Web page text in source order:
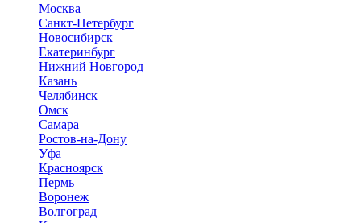
Москва
Санкт-Петербург
Новосибирск
Екатеринбург
Нижний Новгород
Казань
Челябинск
Омск
Самара
Ростов-на-Дону
Уфа
Красноярск
Пермь
Воронеж
Волгоград